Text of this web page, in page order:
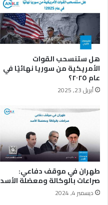
ا
ل
إ
ي
ا
ن
ي
و
خ
و
ا
ن
ا
هل ستنسحب القوات
الأمريكية من سوريا نهائيًا في
عام ٢٠٢٥؟
أبريل 23, 2025
طهران في موقف دفاعي:
صراعات بالوكالة ومعضلة الأسد
ديسمبر 4, 2024